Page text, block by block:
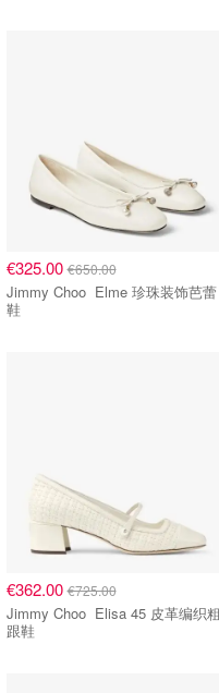
€325.00€650.00
Jimmy Choo Elme 珍珠装饰芭蕾
鞋
€362.00€725.00
Jimmy Choo Elisa 45 皮革编织粗
跟鞋